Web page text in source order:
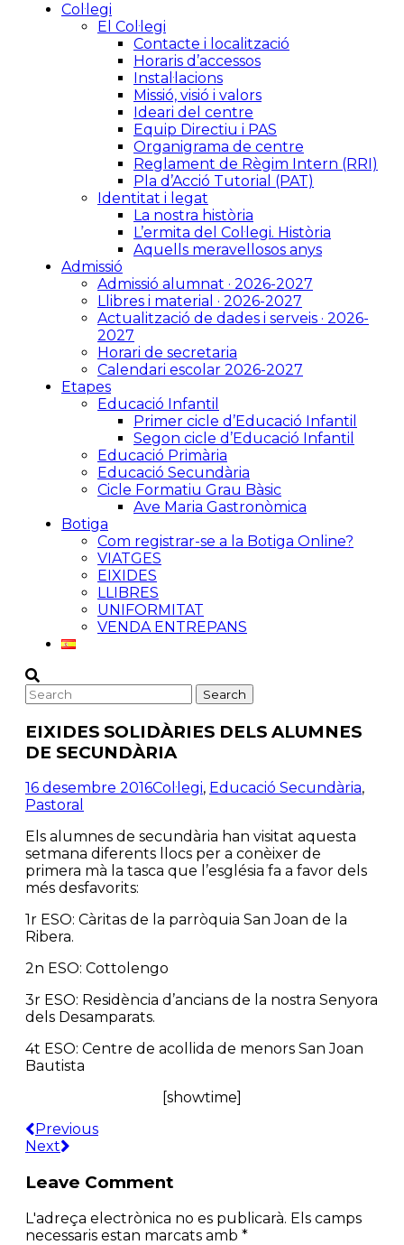
Col·legi
El Col·legi
Contacte i localització
Horaris d’accessos
Instal·lacions
Missió, visió i valors
Ideari del centre
Equip Directiu i PAS
Organigrama de centre
Reglament de Règim Intern (RRI)
Pla d’Acció Tutorial (PAT)
Identitat i legat
La nostra història
L’ermita del Col·legi. Història
Aquells meravellosos anys
Admissió
Admissió alumnat · 2026-2027
Llibres i material · 2026-2027
Actualització de dades i serveis · 2026-
2027
Horari de secretaria
Calendari escolar 2026-2027
Etapes
Educació Infantil
Primer cicle d’Educació Infantil
Segon cicle d’Educació Infantil
Educació Primària
Educació Secundària
Cicle Formatiu Grau Bàsic
Ave Maria Gastronòmica
Botiga
Com registrar-se a la Botiga Online?
VIATGES
EIXIDES
LLIBRES
UNIFORMITAT
VENDA ENTREPANS
EIXIDES SOLIDÀRIES DELS ALUMNES
DE SECUNDÀRIA
16 desembre 2016Col·legi, Educació Secundària,
Pastoral
Els alumnes de secundària han visitat aquesta
setmana diferents llocs per a conèixer de
primera mà la tasca que l’església fa a favor dels
més desfavorits:
1r ESO: Càritas de la parròquia San Joan de la
Ribera.
2n ESO: Cottolengo
3r ESO: Residència d’ancians de la nostra Senyora
dels Desamparats.
4t ESO: Centre de acollida de menors San Joan
Bautista
[showtime]
Previous
Next
Leave Comment
L'adreça electrònica no es publicarà. Els camps
necessaris estan marcats amb *